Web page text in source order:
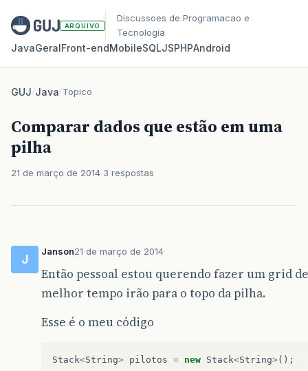
ARQUIVO
Discussoes de Programacao e
Tecnologia
JavaGeralFront‑endMobileSQLJSPHPAndroid
GUJ/Java/Topico
Comparar dados que estão em uma
pilha
21 de março de 2014 3 respostas
J
Janson21 de março de 2014
Então pessoal estou querendo fazer um grid
melhor tempo irão para o topo da pilha.
Esse é o meu código
Stack<String> pilotos = new Stack<String> ();